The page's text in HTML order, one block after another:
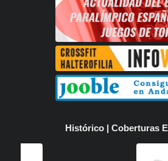
Histórico | Coberturas